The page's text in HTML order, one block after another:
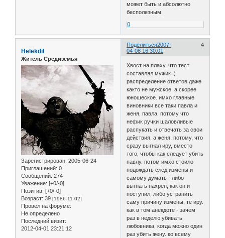
может быть и абсолютно
бесполезным.
0
Поделиться 4
2007-
04-08 16:30:01
Helekdil
Житель Средиземья
Зарегистрирован: 2005-06-24
Приглашений: 0
Сообщений: 274
Уважение: [+0/-0]
Позитив: [+0/-0]
Возраст: 39 [1986-11-02]
Провел на форуме:
Не определено
Последний визит:
2012-04-01 23:21:12
Хвост на плаху, что тест
составлял мужик=)
распределение ответов даже
както не мужское, а скорее
юношеское. имхо главные
виновники все таки павла и
женя, павла, потому что
нефик ручки шаловливые
распукать и отвечать за свои
действия, а женя, потому, что
сразу выгнал иру, вместо
того, чтобы как следует убить
павлу. потом имхо стоило
подождать след измены и
самому думать - либо
выгнать нахрен, как он и
поступил, либо устранить
саму причину измены, те иру.
как в том анекдоте - зачем
раз в неделю убивать
любовника, когда можно один
раз убить жену. ко всему